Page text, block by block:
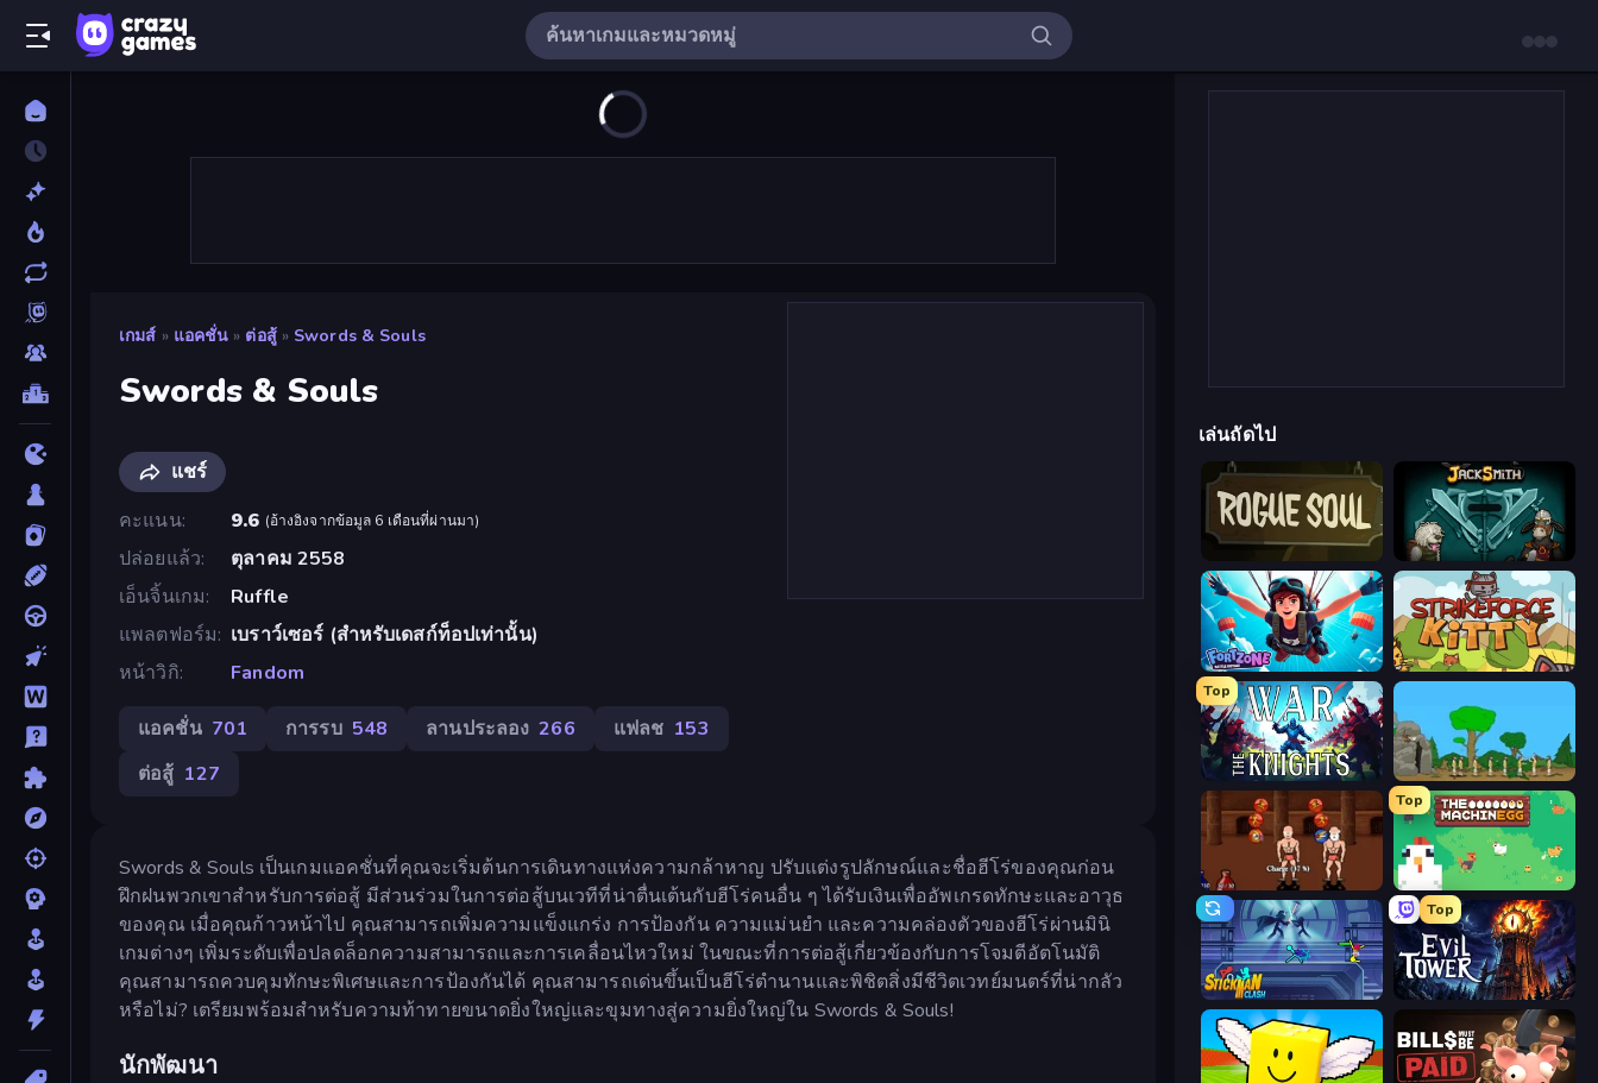
เกมส์ » แอคชั่น » ต่อสู้ » Swords & Souls
Swords & Souls
แชร์
คะแนน
9.6 (อ้างอิงจากข้อมูล 6 เดือนที่ผ่านมา)
ปล่อยแล้ว
ตุลาคม 2558
เอ็นจิ้นเกม
Ruffle
แพลตฟอร์ม
เบราว์เซอร์ (สำหรับเดสก์ท็อปเท่านั้น)
หน้าวิกิ
Fandom
แอคชั่น 701 การรบ 548 ลานประลอง 266 แฟลช 153
ต่อสู้ 127
Swords & Souls เป็นเกมแอคชั่นที่คุณจะเริ่มต้นการเดินทางแห่งความกล้าหาญ ปรับแต่งรูปลักษณ์และชื่อฮีโร่ของคุณก่อน
ฝึกฝนพวกเขาสำหรับการต่อสู้ มีส่วนร่วมในการต่อสู้บนเวทีที่น่าตื่นเต้นกับฮีโร่คนอื่น ๆ ได้รับเงินเพื่ออัพเกรดทักษะและอาวุธ
ของคุณ เมื่อคุณก้าวหน้าไป คุณสามารถเพิ่มความแข็งแกร่ง การป้องกัน ความแม่นยำ และความคล่องตัวของฮีโร่ผ่านมินิ
เกมต่างๆ เพิ่มระดับเพื่อปลดล็อกความสามารถและการเคลื่อนไหวใหม่ ในขณะที่การต่อสู้เกี่ยวข้องกับการโจมตีอัตโนมัติ
คุณสามารถควบคุมทักษะพิเศษและการป้องกันได้ คุณสามารถเด่นขึ้นเป็นฮีโร่ตำนานและพิชิตสิ่งมีชีวิตเวทย์มนตร์ที่น่ากลัว
หรือไม่? เตรียมพร้อมสำหรับความท้าทายขนาดยิ่งใหญ่และขุมทางสู่ความยิ่งใหญ่ใน Swords & Souls!
นักพัฒนา
เล่นถัดไป
Rogue Soul 2 Jacksmith
Fortzone Battle Royale StrikeForce Kitty
Top
War the Knights Age Of War
Swords and Sandals 2
Top
The MachinEGG
Stickman Clash
Top
Evil Tower